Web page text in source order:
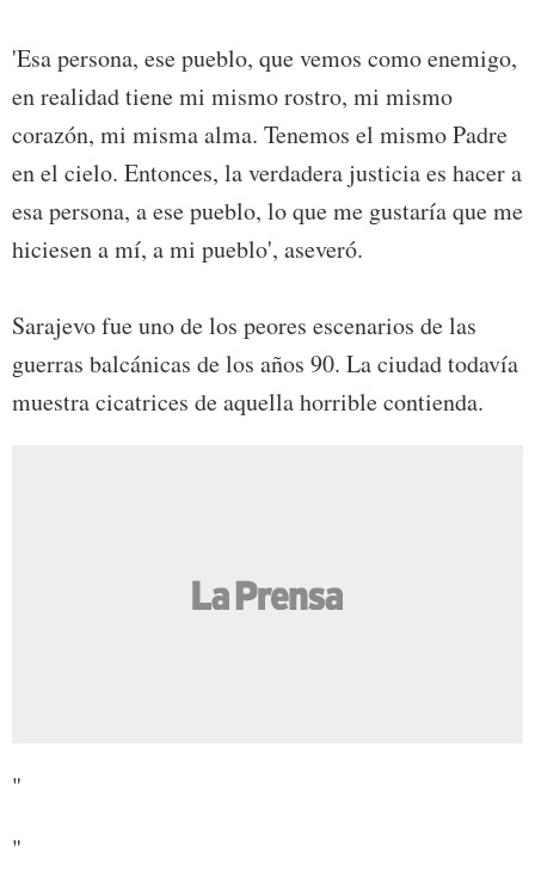
'Esa persona, ese pueblo, que vemos como enemigo,
en realidad tiene mi mismo rostro, mi mismo
corazón, mi misma alma. Tenemos el mismo Padre
en el cielo. Entonces, la verdadera justicia es hacer a
esa persona, a ese pueblo, lo que me gustaría que me
hiciesen a mí, a mi pueblo', aseveró.
Sarajevo fue uno de los peores escenarios de las
guerras balcánicas de los años 90. La ciudad todavía
muestra cicatrices de aquella horrible contienda.
"
"